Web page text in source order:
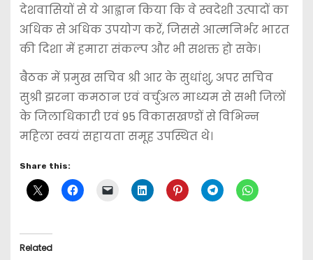
देशवासियों से ये आह्वान किया कि वे स्वदेशी उत्पादों का
अधिक से अधिक उपयोग करें, जिससे आत्मनिर्भर भारत
की दिशा में हमारा संकल्प और भी सशक्त हो सके।
बैठक में प्रमुख सचिव श्री आर के सुधांशु, अपर सचिव
सुश्री झरना कमठान एवं वर्चुअल माध्यम से सभी जिलों
के जिलाधिकारी एवं 95 विकासखण्डों से विभिन्न
महिला स्वयं सहायता समूह उपस्थित थे।
Share this:
Related